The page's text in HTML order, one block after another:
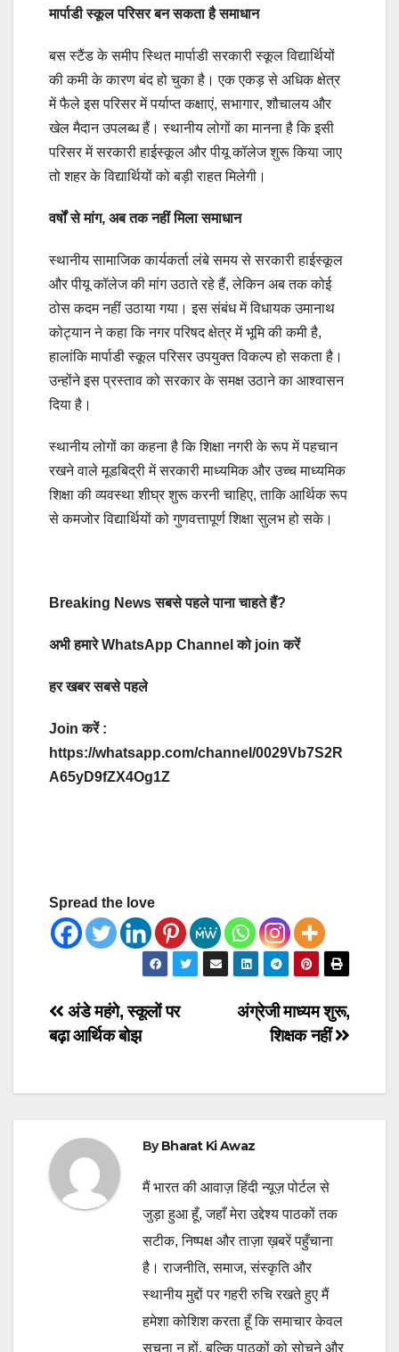
मार्पाडी स्कूल परिसर बन सकता है समाधान
बस स्टैंड के समीप स्थित मार्पाडी सरकारी स्कूल विद्यार्थियों
की कमी के कारण बंद हो चुका है। एक एकड़ से अधिक क्षेत्र
में फैले इस परिसर में पर्याप्त कक्षाएं, सभागार, शौचालय और
खेल मैदान उपलब्ध हैं। स्थानीय लोगों का मानना है कि इसी
परिसर में सरकारी हाईस्कूल और पीयू कॉलेज शुरू किया जाए
तो शहर के विद्यार्थियों को बड़ी राहत मिलेगी।
वर्षों से मांग, अब तक नहीं मिला समाधान
स्थानीय सामाजिक कार्यकर्ता लंबे समय से सरकारी हाईस्कूल
और पीयू कॉलेज की मांग उठाते रहे हैं, लेकिन अब तक कोई
ठोस कदम नहीं उठाया गया। इस संबंध में विधायक उमानाथ
कोट्यान ने कहा कि नगर परिषद क्षेत्र में भूमि की कमी है,
हालांकि मार्पाडी स्कूल परिसर उपयुक्त विकल्प हो सकता है।
उन्होंने इस प्रस्ताव को सरकार के समक्ष उठाने का आश्वासन
दिया है।
स्थानीय लोगों का कहना है कि शिक्षा नगरी के रूप में पहचान
रखने वाले मूडबिद्री में सरकारी माध्यमिक और उच्च माध्यमिक
शिक्षा की व्यवस्था शीघ्र शुरू करनी चाहिए, ताकि आर्थिक रूप
से कमजोर विद्यार्थियों को गुणवत्तापूर्ण शिक्षा सुलभ हो सके।
Breaking News सबसे पहले पाना चाहते हैं?
अभी हमारे WhatsApp Channel को join करें
हर खबर सबसे पहले
Join करें :
https://whatsapp.com/channel/0029Vb7S2R
A65yD9fZX4Og1Z
Spread the love
Post
navigation
अंग्रेजी माध्यम शुरू,
शिक्षक नहीं
अंडे महंगे, स्कूलों पर
बढ़ा आर्थिक बोझ
ByBharat Ki Awaz
मैं भारत की आवाज़ हिंदी न्यूज़ पोर्टल से
जुड़ा हुआ हूँ, जहाँ मेरा उद्देश्य पाठकों तक
सटीक, निष्पक्ष और ताज़ा ख़बरें पहुँचाना
है। राजनीति, समाज, संस्कृति और
स्थानीय मुद्दों पर गहरी रुचि रखते हुए मैं
हमेशा कोशिश करता हूँ कि समाचार केवल
सूचना न हों, बल्कि पाठकों को सोचने और